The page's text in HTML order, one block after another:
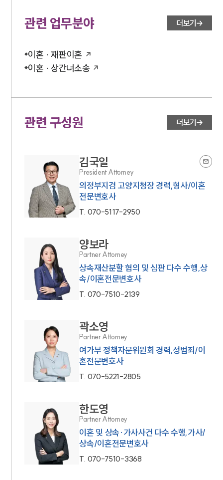
관련 업무분야 더보기
이혼 · 재판이혼
이혼 · 상간녀소송
관련 구성원 더보기
김국일
President Attorney
의정부지검 고양지청장 경력,형사/이혼
전문변호사
T. 070-5117-2950
양보라
Partner Attorney
상속재산분할 협의 및 심판 다수 수행,상
속/이혼전문변호사
T. 070-7510-2139
곽소영
Partner Attorney
여가부 정책자문위원회 경력,성범죄/이
혼전문변호사
T. 070-5221-2805
한도영
Partner Attorney
이혼 및 상속·가사사건 다수 수행,가사/
상속/이혼전문변호사
T. 070-7510-3368